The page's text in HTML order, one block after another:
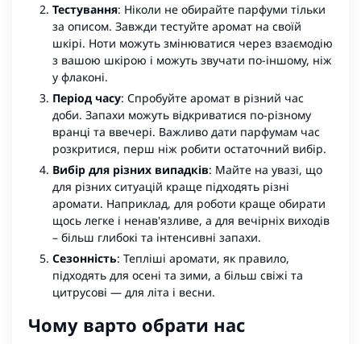
Тестування: Ніколи не обирайте парфуми тільки
за описом. Завжди тестуйте аромат на своїй
шкірі. Ноти можуть змінюватися через взаємодію
з вашою шкірою і можуть звучати по-іншому, ніж
у флаконі.
Період часу: Спробуйте аромат в різний час
доби. Запахи можуть відкриватися по-різному
вранці та ввечері. Важливо дати парфумам час
розкритися, перш ніж робити остаточний вибір.
Вибір для різних випадків: Майте на увазі, що
для різних ситуацій краще підходять різні
аромати. Наприклад, для роботи краще обирати
щось легке і ненав'язливе, а для вечірніх виходів
– більш глибокі та інтенсивні запахи.
Сезонність: Тепліші аромати, як правило,
підходять для осені та зими, а більш свіжі та
цитрусові — для літа і весни.
Чому варто обрати нас